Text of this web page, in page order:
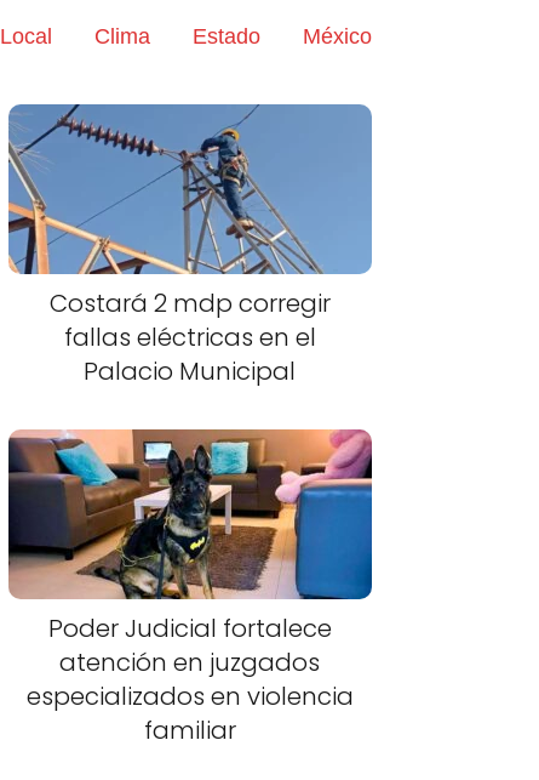
Local Clima Estado México
Costará 2 mdp corregir
fallas eléctricas en el
Palacio Municipal
Poder Judicial fortalece
atención en juzgados
especializados en violencia
familiar